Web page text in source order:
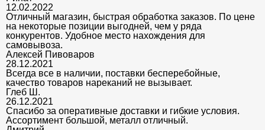
12.02.2022
Отличный магазин, быстрая обработка заказов. По цене
на некоторые позиции выгодней, чем у ряда
конкурентов. Удобное место нахождения для
самовывоза.
Алексей Пивоваров
28.12.2021
Всегда все в наличии, поставки бесперебойные,
качество товаров нареканий не вызывает.
Глеб Ш.
26.12.2021
Спасибо за оперативные доставки и гибкие условия.
Ассортимент большой, металл отличный.